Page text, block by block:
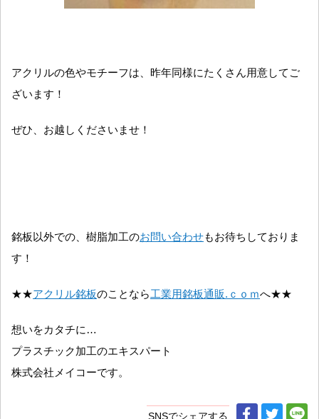
アクリルの色やモチーフは、昨年同様にたくさん用意してご
ざいます！
ぜひ、お越しくださいませ！
銘板以外での、樹脂加工のお問い合わせもお待ちしておりま
す！
★★アクリル銘板のことなら工業用銘板通販.ｃｏｍへ★★
想いをカタチに…
プラスチック加工のエキスパート
株式会社メイコーです。
SNSでシェアする